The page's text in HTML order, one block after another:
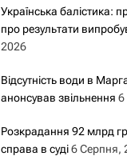
Українська балістика:
про результати
2026
Відсутність води в
анонсував звільнення 6
Розкрадання 92 млрд
справа в суді 6 Серпня,